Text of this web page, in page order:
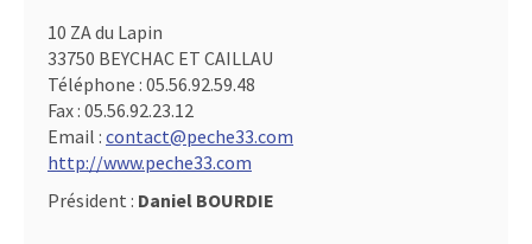
10 ZA du Lapin
33750 BEYCHAC ET CAILLAU
Téléphone : 05.56.92.59.48
Fax : 05.56.92.23.12
Email : contact@peche33.com
http://www.peche33.com
Président : Daniel BOURDIE